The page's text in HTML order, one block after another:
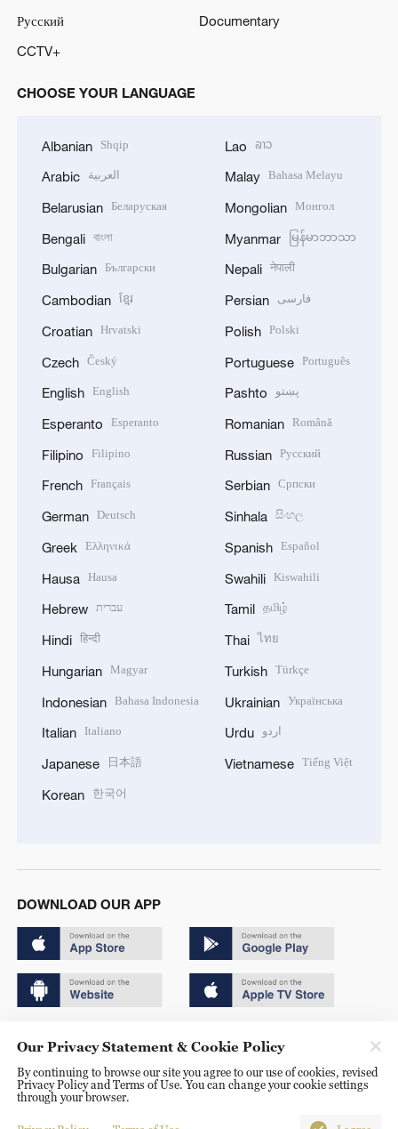
Русский
Documentary
CCTV+
CHOOSE YOUR LANGUAGE
Albanian Shqip
Arabic العربية
Belarusian Беларуская
Bengali বাংলা
Bulgarian Български
Cambodian ខ្មែរ
Croatian Hrvatski
Czech Český
English English
Esperanto Esperanto
Filipino Filipino
French Français
German Deutsch
Greek Ελληνικά
Hausa Hausa
Hebrew עברית
Hindi हिन्दी
Hungarian Magyar
Indonesian Bahasa Indonesia
Italian Italiano
Japanese 日本語
Korean 한국어
Lao ລາວ
Malay Bahasa Melayu
Mongolian Монгол
Myanmar မြန်မာဘာသာ
Nepali नेपाली
Persian فارسی
Polish Polski
Portuguese Português
Pashto پښتو
Romanian Română
Russian Русский
Serbian Српски
Sinhala සිංහල
Spanish Español
Swahili Kiswahili
Tamil தமிழ்
Thai ไทย
Turkish Türkçe
Ukrainian Українська
Urdu اردو
Vietnamese Tiếng Việt
DOWNLOAD OUR APP
京ICP备20000184号
京公网安备 11010502050052号
Disinformation report hotline: 010-85061466
Our Privacy Statement & Cookie Policy
By continuing to browse our site you agree to our use of cookies, revised
Privacy Policy and Terms of Use. You can change your cookie settings
through your browser.